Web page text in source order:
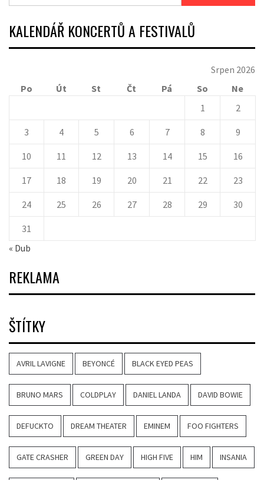
KALENDÁŘ KONCERTŮ A FESTIVALŮ
Srpen 2026
Po
Út St Čt Pá So
Ne
1
2
3 4 5 6 7 8 9
10 11 12 13 14 15 16
17 18 19 20 21 22 23
24 25 26 27 28 29 30
31
« Dub
REKLAMA
ŠTÍTKY
AVRIL LAVIGNE BEYONCÉ BLACK EYED PEAS
BRUNO MARS COLDPLAY DANIEL LANDA DAVID BOWIE
DEFUCKTO DREAM THEATER EMINEM FOO FIGHTERS
GATE CRASHER GREEN DAY HIGH FIVE HIM INSANIA